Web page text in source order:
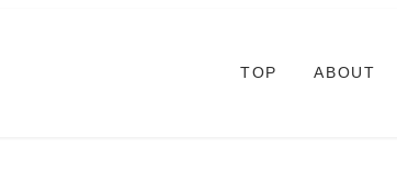
TOP ABOUT